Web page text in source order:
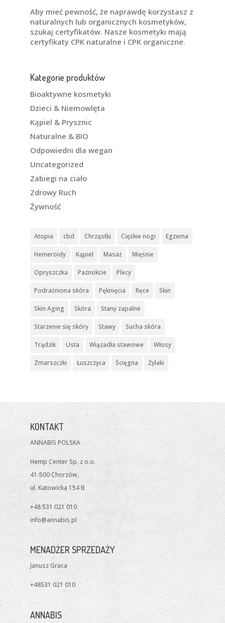
Aby mieć pewność, że naprawdę korzystasz z
naturalnych lub organicznych kosmetyków,
szukaj certyfikatów. Nasze kosmetyki mają
certyfikaty CPK naturalne i CPK organiczne.
Kategorie produktów
Bioaktywne kosmetyki
Dzieci & Niemowlęta
Kąpiel & Prysznic
Naturalne & BIO
Odpowiedni dla wegan
Uncategorized
Zabiegi na ciało
Zdrowy Ruch
Żywność
Atopia cbd Chrząstki Ciężkie nogi Egzema
Hemeroidy Kąpiel Masaż Mięśnie
Opryszczka Paznokcie Plecy
Podrażniona skóra Pęknięcia Ręce Skin
Skin Aging Skóra Stany zapalne
Starzenie się skóry Stawy Sucha skóra
Trądzik Usta Wiązadła stawowe Włosy
Zmarszczki Łuszczyca Ścięgna Żylaki
KONTAKT
ANNABIS POLSKA
Hemp Center Sp. z o.o.
41-500 Chorzów,
ul. Katowicka 154 B
+48 531 021 010
info@annabis.pl
MENADŻER SPRZEDAŻY
Janusz Graca
+48531 021 010
ANNABIS